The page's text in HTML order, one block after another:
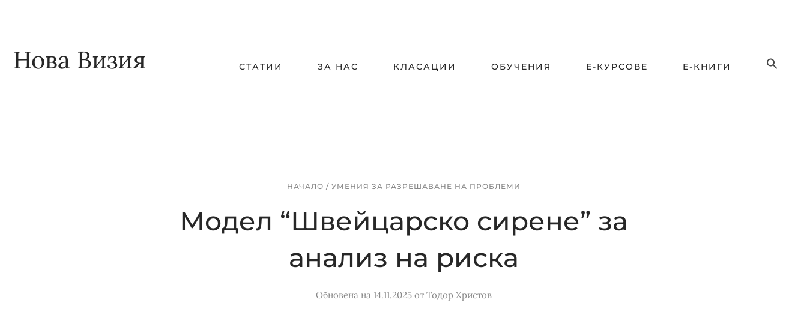
main
content
footer
Нова Визия СТАТИИ ЗА НАС КЛАСАЦИИ ОБУЧЕНИЯ Е-КУРСОВЕ Е-КНИГИ
НАЧАЛО / УМЕНИЯ ЗА РАЗРЕШАВАНЕ НА ПРОБЛЕМИ
Модел “Швейцарско сирене” за
анализ на риска
Обновена на 14.11.2025от Тодор Христов